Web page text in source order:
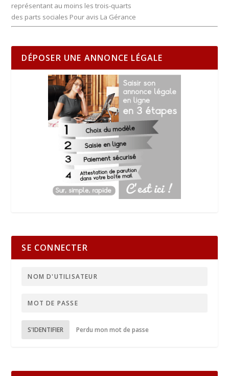
représentant au moins les trois-quarts
des parts sociales Pour avis La Gérance
DÉPOSER UNE ANNONCE LÉGALE
SE CONNECTER
S'IDENTIFIER Perdu mon mot de passe